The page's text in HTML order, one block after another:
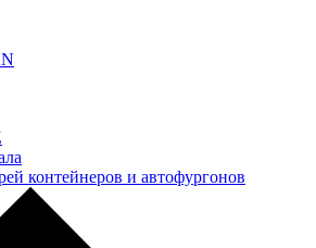
контейнеров и автофургонов